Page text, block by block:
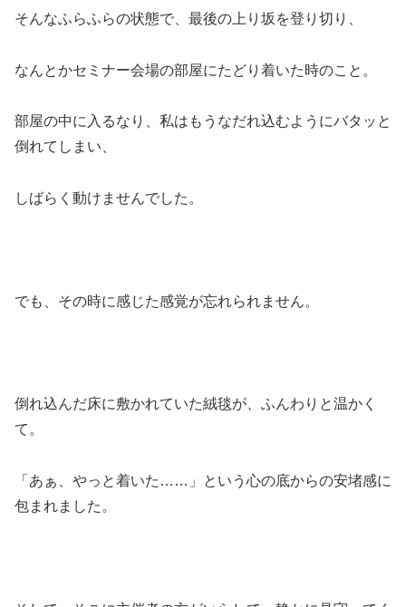
そんなふらふらの状態で、最後の上り坂を登り切り、
なんとかセミナー会場の部屋にたどり着いた時のこと。
部屋の中に入るなり、私はもうなだれ込むようにバタッと
倒れてしまい、
しばらく動けませんでした。
でも、その時に感じた感覚が忘れられません。
倒れ込んだ床に敷かれていた絨毯が、ふんわりと温かく
て。
「あぁ、やっと着いた……」という心の底からの安堵感に
包まれました。